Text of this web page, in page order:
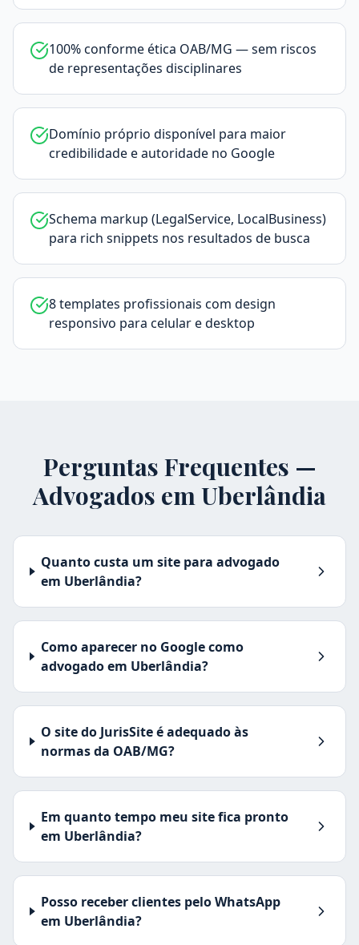
100% conforme ética OAB/MG — sem riscos
de representações disciplinares
Domínio próprio disponível para maior
credibilidade e autoridade no Google
Schema markup (LegalService, LocalBusiness)
para rich snippets nos resultados de busca
8 templates profissionais com design
responsivo para celular e desktop
Perguntas Frequentes —
Advogados emUberlândia
Quanto custa um site para advogado
em Uberlândia?
Como aparecer no Google como
advogado em Uberlândia?
O site do JurisSite é adequado às
normas da OAB/MG?
Em quanto tempo meu site fica pronto
em Uberlândia?
Posso receber clientes pelo WhatsApp
em Uberlândia?